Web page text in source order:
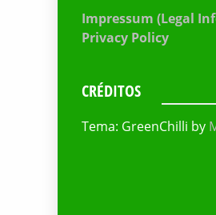
Impressum (Legal
Privacy Policy
CRÉDITOS
Tema: GreenChilli by